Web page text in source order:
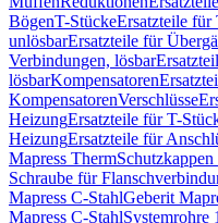
BögenT-StückeErsatzteile für
unlösbarErsatzteile für
Verbindungen, lösbar
lösbarKompensatoren
KompensatorenVerschlüsse
HeizungErsatzteile für T-
HeizungErsatzteile für
Mapress Therm
Schraube für
Mapress C-StahlGeberit
Mapress C-StahlSystemrohre